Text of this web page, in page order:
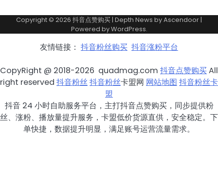
Copyright © 2026 抖音点赞购买| Depth News byAscendoor|
Powered byWordPress.
友情链接： 抖音粉丝购买 抖音涨粉平台
CopyRight @ 2018-2026 quadmag.com 抖音点赞购买All
right reserved 抖音粉丝抖音粉丝卡盟网 网站地图 抖音粉丝卡
盟
抖音 24 小时自助服务平台，主打抖音点赞购买，同步提供粉
丝、涨粉、播放量提升服务，卡盟低价货源直供，安全稳定。下
单快捷，数据提升明显，满足账号运营流量需求。